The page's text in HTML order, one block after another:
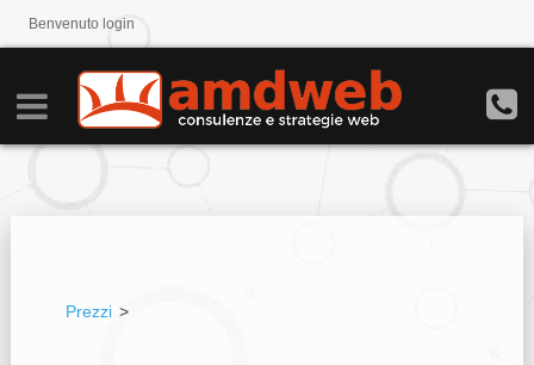
Benvenuto login
Prezzi >